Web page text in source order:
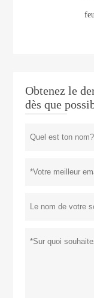
Obtenez le
dès que